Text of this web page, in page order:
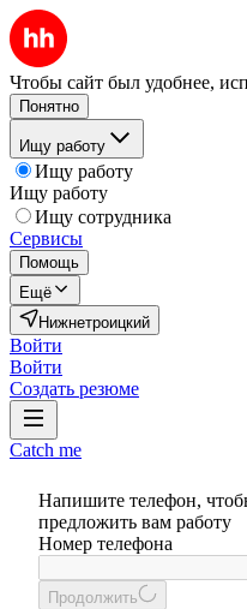
Чтобы сайт был удобнее,
Понятно
Ищу работу
Ищу работу
Ищу работу
Ищу сотрудника
Сервисы
Помощь
Ещё
Нижнетроицкий
Войти
Войти
Создать резюме
Catch me
Напишите телефон,
предложить вам работу
Номер телефона
Продолжить